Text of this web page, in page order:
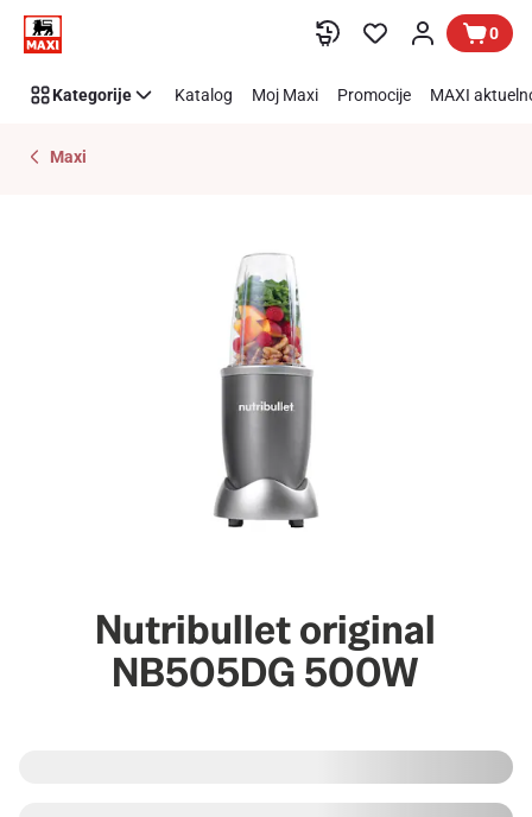
Preskoči link 0
Kategorije Katalog Moj Maxi Promocije MAXI
Maxi
Nutribullet original
NB505DG 500W